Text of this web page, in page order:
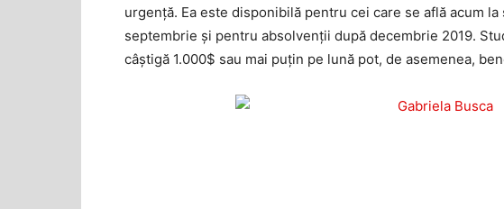
urgență. Ea este disponibilă pentru cei care se află acum
septembrie și pentru absolvenții după decembrie 2019.
câștigă 1.000$ sau mai puțin pe lună pot, de asemenea,